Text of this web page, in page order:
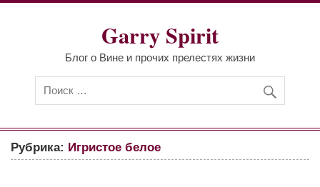
Перейти
Garry Spirit
Блог о Вине и прочих прелестях жизни
Рубрика: Игристое белое